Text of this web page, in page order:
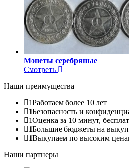
Монеты серебряные
Смотреть
Наши преимущества
1Работаем более 10 лет
1Безопасность и
1Оценка за 10 минут,
1Большие бюджеты на выкуп
1Выкупаем по высоким
Наши партнеры